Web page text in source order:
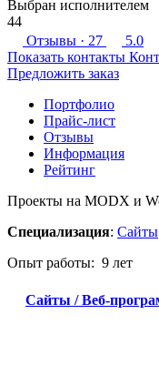
Выбран исполнителем
44
Отзывы · 27
5.0
Показать контакты
Предложить заказ
Портфолио
Прайс-лист
Отзывы
Информация
Рейтинг
Проекты на MODX и
Специализация: Сайты
Опыт работы: 9 лет
Сайты / Веб-